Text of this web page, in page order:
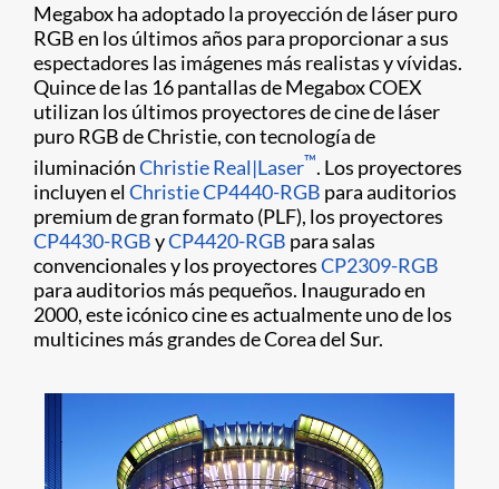
Megabox ha adoptado la proyección de láser puro
RGB en los últimos años para proporcionar a sus
espectadores las imágenes más realistas y vívidas.
Quince de las 16 pantallas de Megabox COEX
utilizan los últimos proyectores de cine de láser
puro RGB de Christie, con tecnología de
iluminaciónChristie Real|Laser™. Los proyectores
incluyen elChristie CP4440-RGB para auditorios
premium de gran formato (PLF), los proyectores
CP4430-RGByCP4420-RGB para salas
convencionales y los proyectoresCP2309-RGB
para auditorios más pequeños. Inaugurado en
2000, este icónico cine es actualmente uno de los
multicines más grandes de Corea del Sur.